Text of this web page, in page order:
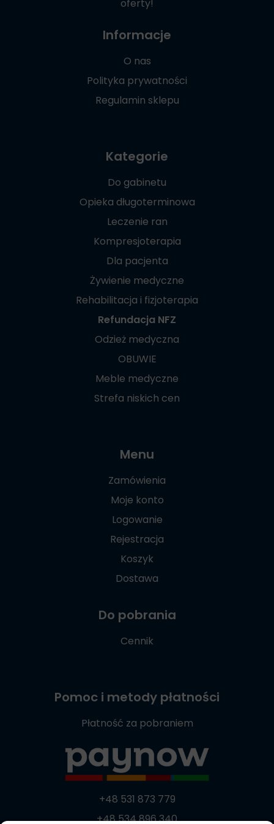
oferty!
Informacje
O nas
Polityka prywatności
Regulamin sklepu
Kategorie
Do gabinetu
Opieka długoterminowa
Leczenie ran
Kompresjoterapia
Dla pacjenta
Żywienie medyczne
Rehabilitacja i fizjoterapia
Refundacja NFZ
Odzież medyczna
OBUWIE
Meble medyczne
Strefa niskich cen
Menu
Zamówienia
Moje konto
Logowanie
Rejestracja
Koszyk
Dostawa
Do pobrania
Cennik
Pomoc i metody płatności
Płatność za pobraniem
+48 531 873 779
+48 534 896 340